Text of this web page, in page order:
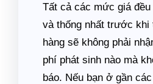
Tất cả các mức giá
và thống nhất trước khi
hàng sẽ không phải
phí phát sinh nào mà
báo. Nếu bạn ở gần